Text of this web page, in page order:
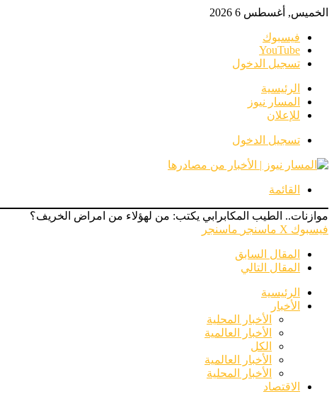
الخميس, أغسطس 6 2026
فيسبوك
‫YouTube
تسجيل الدخول
الرئيسية
المسار نيوز
للإعلان
تسجيل الدخول
القائمة
موازنات.. الطيب المكابرابي يكتب: من لهؤلاء من امراض الخريف؟
فيسبوك ‫X ماسنجر ماسنجر
المقال السابق
المقال التالي
الرئيسية
الأخبار
الأخبار المحلية
الأخبار العالمية
الكل
الأخبار العالمية
الأخبار المحلية
الاقتصاد